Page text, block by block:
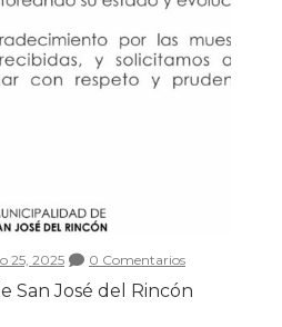
25, 2025 0 Comentarios
San José del Rincón